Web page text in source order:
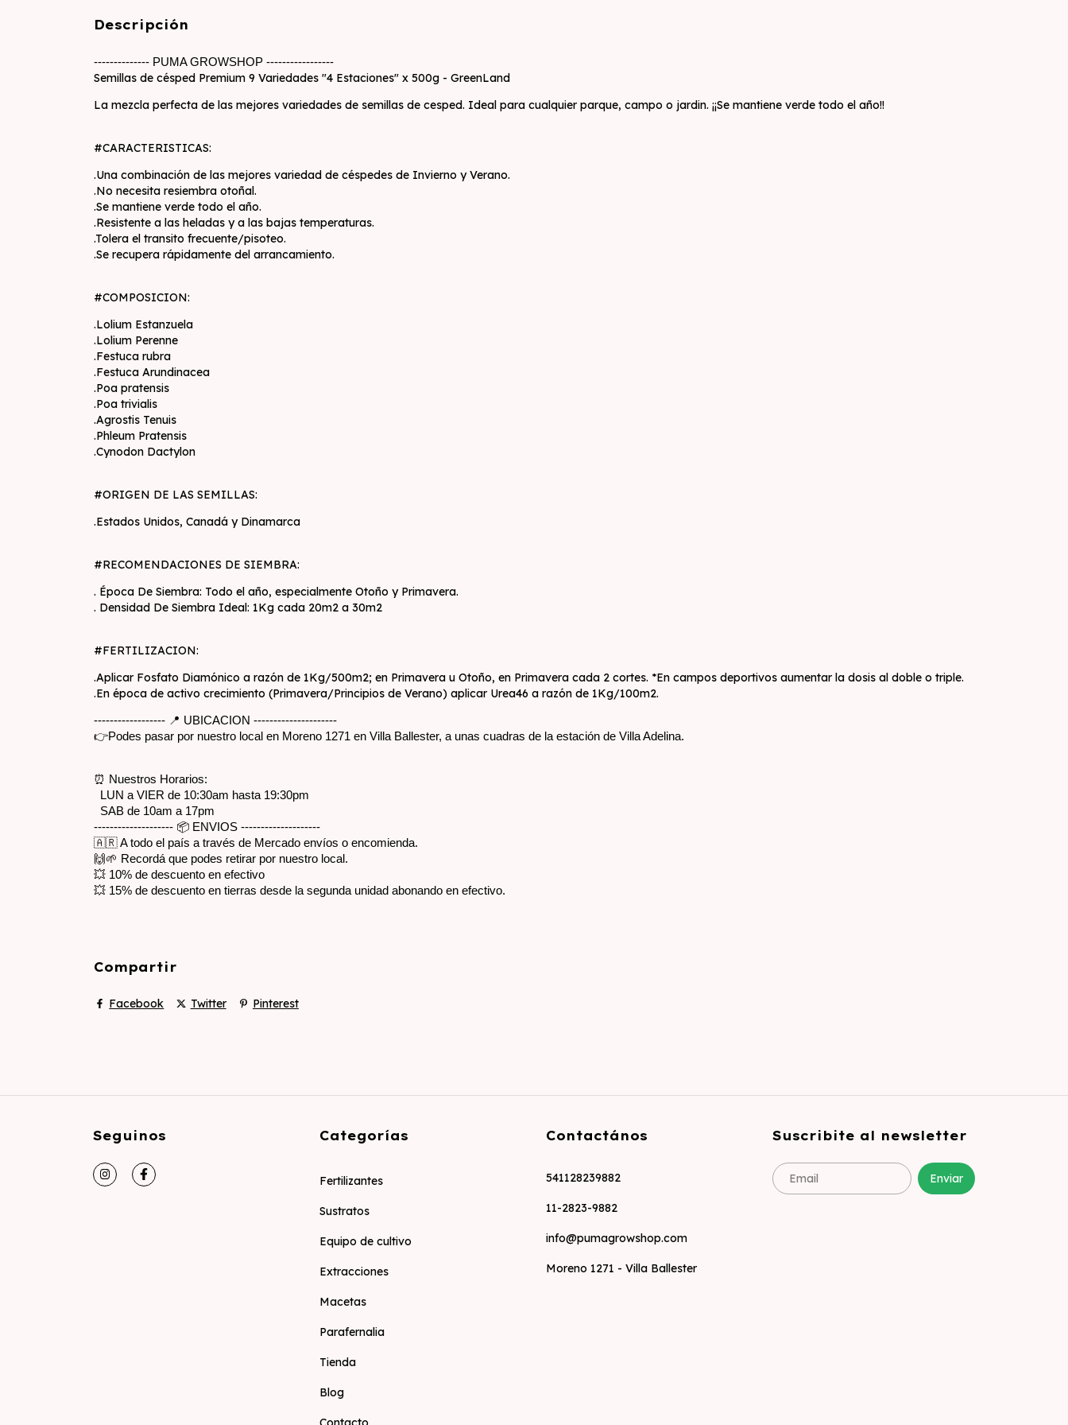
Descripción
-------------- PUMA GROWSHOP -----------------
Semillas de césped Premium 9 Variedades "4 Estaciones" x 500g - GreenLand
La mezcla perfecta de las mejores variedades de semillas de cesped. Ideal para cualquier parque, campo o jardin. ¡¡Se mantiene verde todo el año!!
#CARACTERISTICAS:
.Una combinación de las mejores variedad de céspedes de Invierno y Verano.
.No necesita resiembra otoñal.
.Se mantiene verde todo el año.
.Resistente a las heladas y a las bajas temperaturas.
.Tolera el transito frecuente/pisoteo.
.Se recupera rápidamente del arrancamiento.
#COMPOSICION:
.Lolium Estanzuela
.Lolium Perenne
.Festuca rubra
.Festuca Arundinacea
.Poa pratensis
.Poa trivialis
.Agrostis Tenuis
.Phleum Pratensis
.Cynodon Dactylon
#ORIGEN DE LAS SEMILLAS:
.Estados Unidos, Canadá y Dinamarca
#RECOMENDACIONES DE SIEMBRA:
. Época De Siembra: Todo el año, especialmente Otoño y Primavera.
. Densidad De Siembra Ideal: 1Kg cada 20m2 a 30m2
#FERTILIZACION:
.Aplicar Fosfato Diamónico a razón de 1Kg/500m2; en Primavera u Otoño, en Primavera cada 2 cortes. *En campos deportivos aumentar la dosis al doble o triple.
.En época de activo crecimiento (Primavera/Principios de Verano) aplicar Urea46 a razón de 1Kg/100m2.
------------------ 📍 UBICACION ---------------------
👉Podes pasar por nuestro local en Moreno 1271 en Villa Ballester, a unas cuadras de la estación de Villa Adelina.
⏰ Nuestros Horarios:
LUN a VIER de 10:30am hasta 19:30pm
SAB de 10am a 17pm
-------------------- 📦 ENVIOS --------------------
🇦🇷 A todo el país a través de Mercado envíos o encomienda.
🙌🌱 Recordá que podes retirar por nuestro local.
💥 10% de descuento en efectivo
💥 15% de descuento en tierras desde la segunda unidad abonando en efectivo.
Compartir
Facebook Twitter Pinterest
Seguinos Categorías
Fertilizantes
Sustratos
Equipo de cultivo
Extracciones
Macetas
Parafernalia
Tienda
Blog
Contactános
541128239882
11-2823-9882
info@pumagrowshop.com
Moreno 1271 - Villa Ballester
Suscribite al newsletter